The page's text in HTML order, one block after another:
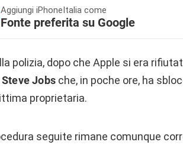
Aggiungi iPhoneItalia come
Fonte preferita su Google
polizia, dopo che Apple si era
Steve Jobs che, in poche ore, ha
proprietaria.
seguite rimane comunque